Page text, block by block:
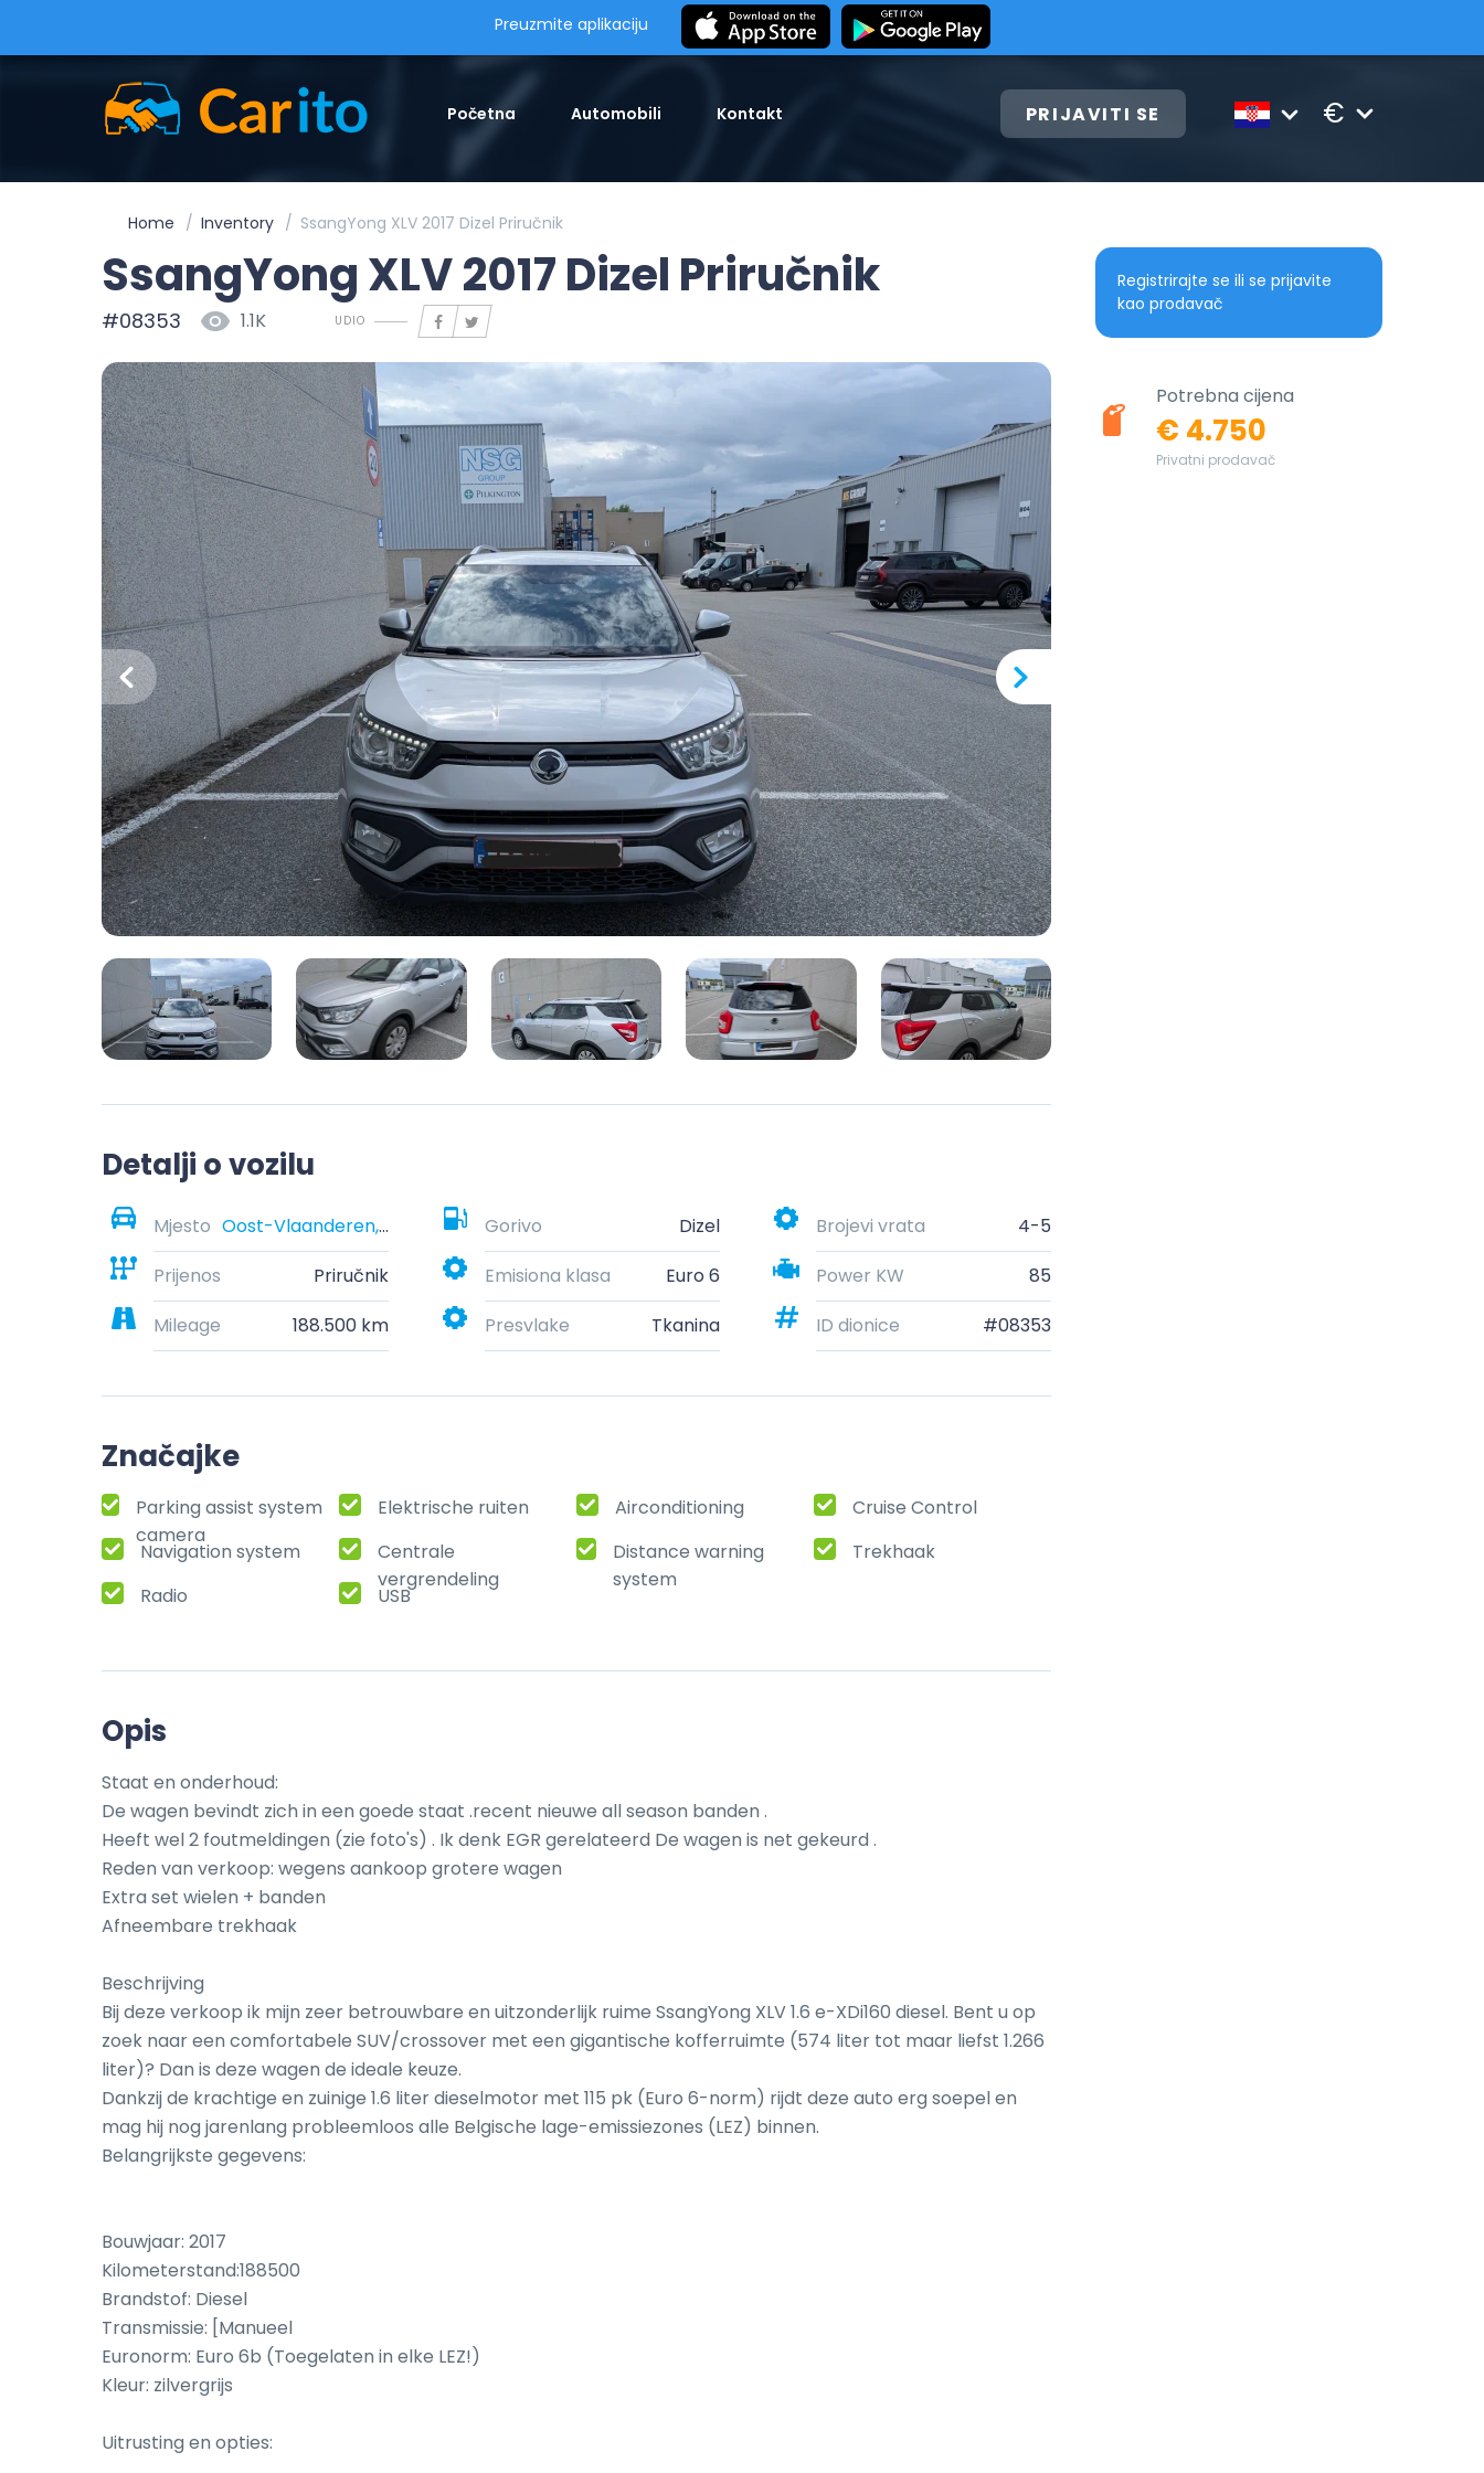
Preuzmite aplikaciju
Početna Automobili Kontakt PRIJAVITI SE €
Home Inventory SsangYong XLV 2017 Dizel Priručnik
SsangYong XLV 2017 Dizel Priručnik
#08353 1.1K UDIO
Detalji o vozilu
Mjesto Oost-Vlaanderen, België Gorivo Dizel Brojevi vrata
4-5
Prijenos
Priručnik Emisiona klasa Euro 6 Power KW
85
Mileage
188.500 km Presvlake Tkanina ID dionice #08353
Značajke
Parking assist system
camera
Elektrische ruiten Airconditioning
Cruise Control
Navigation system
Centrale
vergrendeling
Distance warning
system
Trekhaak
Radio
USB
Opis
Staat en onderhoud:
De wagen bevindt zich in een goede staat .recent nieuwe all season banden .
Heeft wel 2 foutmeldingen (zie foto's) . Ik denk EGR gerelateerd De wagen is net gekeurd .
Reden van verkoop: wegens aankoop grotere wagen
Extra set wielen + banden
Afneembare trekhaak
Beschrijving
Bij deze verkoop ik mijn zeer betrouwbare en uitzonderlijk ruime SsangYong XLV 1.6 e-XDi160 diesel. Bent u op
zoek naar een comfortabele SUV/crossover met een gigantische kofferruimte (574 liter tot maar liefst 1.266
liter)? Dan is deze wagen de ideale keuze.
Dankzij de krachtige en zuinige 1.6 liter dieselmotor met 115 pk (Euro 6-norm) rijdt deze auto erg soepel en
mag hij nog jarenlang probleemloos alle Belgische lage-emissiezones (LEZ) binnen.
Belangrijkste gegevens:
Bouwjaar: 2017
Kilometerstand:188500
Brandstof: Diesel
Transmissie: [Manueel
Euronorm: Euro 6b (Toegelaten in elke LEZ!)
Kleur: zilvergrijs
Uitrusting en opties:
Registrirajte se ili se prijavite
kao prodavač
Potrebna cijena
€ 4.750
Privatni prodavač